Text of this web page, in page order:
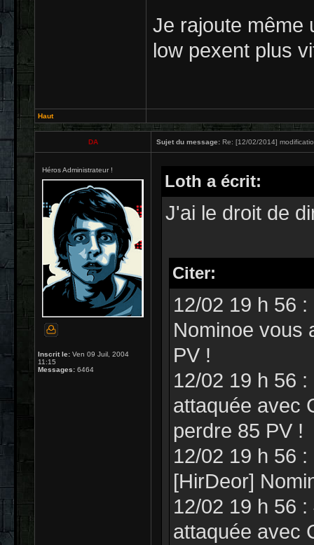
Je rajoute même
low pexent plus
Haut
DA Sujet du message: Re: [12/02/2014]
Héros Administrateur !
Inscrit le: Ven 09 Juil, 2004
11:15
Messages: 6464
Loth a écrit:
J'ai le droit de
Citer:
12/02 19 h 56
Nominoe vous
PV !
12/02 19 h 56
attaquée avec
perdre 85 PV !
12/02 19 h 56
[HirDeor]
12/02 19 h 56
attaquée avec